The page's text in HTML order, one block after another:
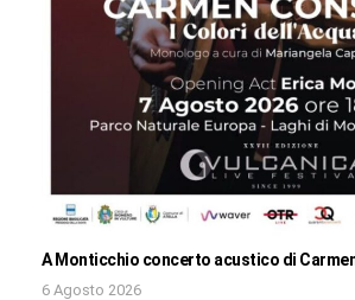
A Monticchio concerto acustico di
6 Agosto 2026